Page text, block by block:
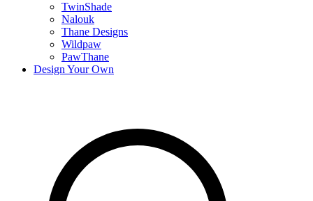
TwinShade
Nalouk
Thane Designs
Wildpaw
PawThane
Design Your Own